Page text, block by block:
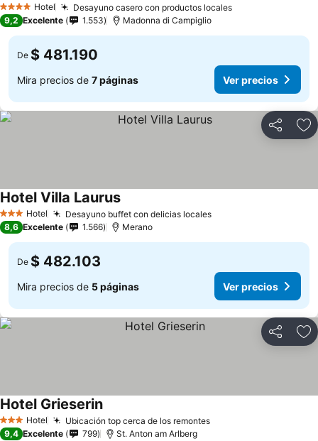
4 EstrellasHotel Desayuno casero con productos locales
9,2 Excelente 1.553 Madonna di Campiglio
De $ 481.190
Mira precios de 7 páginas Ver precios
Compartir
3 Estrellas
Hotel Desayuno buffet con delicias locales
Hotel Villa Laurus
8,6 Excelente 1.566 Merano
De $ 482.103
Mira precios de 5 páginas Ver precios
Compartir
3 Estrellas
Hotel Ubicación top cerca de los remontes
Hotel Grieserin
9,4 Excelente 799 St. Anton am Arlberg